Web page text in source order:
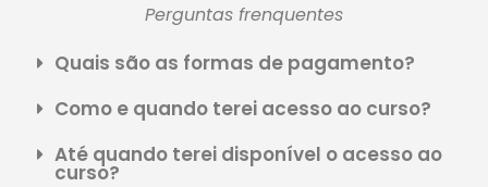
Perguntas frenquentes
Quais são as formas de pagamento?
Como e quando terei acesso ao curso?
Até quando terei disponível o acesso ao
curso?